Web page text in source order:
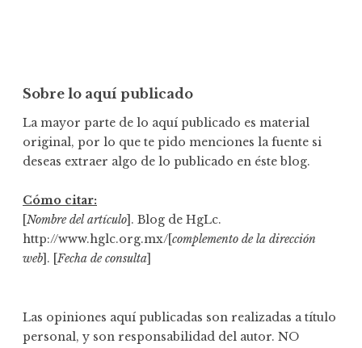
Sobre lo aquí publicado
La mayor parte de lo aquí publicado es material
original, por lo que te pido menciones la fuente si
deseas extraer algo de lo publicado en éste blog.
Cómo citar:
[Nombre del artículo]. Blog de HgLc.
http://www.hglc.org.mx/[complemento de la dirección
web]. [Fecha de consulta]
Las opiniones aquí publicadas son realizadas a título
personal, y son responsabilidad del autor. NO